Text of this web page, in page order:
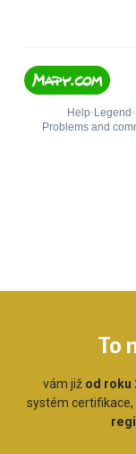
To
vám již od roku
systém